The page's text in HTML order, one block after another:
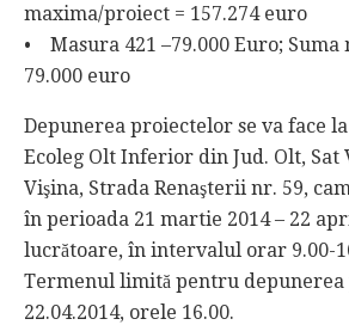
maxima/proiect = 157.274 euro
• Masura 421 –79.000 Euro;
79.000 euro
Depunerea proiectelor se va face
Ecoleg Olt Inferior din Jud. Olt, Sat
Vişina, Strada Renaşterii nr. 59,
în perioada 21 martie 2014 – 22
lucrătoare, în intervalul orar 9.00-
Termenul limită pentru depunerea
22.04.2014, orele 16.00.